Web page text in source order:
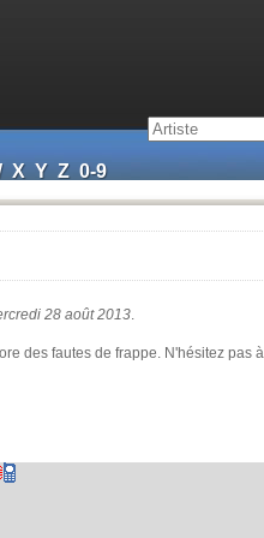
X Y Z 0-9
28 août 2013.
des fautes de frappe. N'hésitez pas à